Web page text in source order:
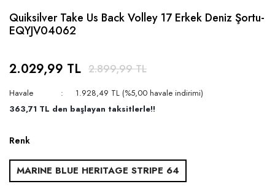
Quiksilver Take Us Back Volley 17 Erkek Deniz Şortu-
EQYJV04062
2.029,99 TL 2.899,99 TL
Havale
1.928,49 TL (%5,00 havale indirimi)
363,71 TL den başlayan taksitlerle!!
Renk
MARINE BLUE HERITAGE STRIPE 64